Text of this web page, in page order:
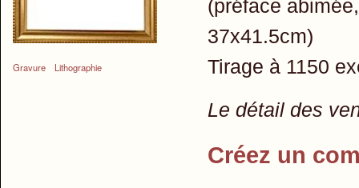
Gravure Lithographie
(préface
37x41.5cm)
Tirage à 1150
Le détail des
Créez un